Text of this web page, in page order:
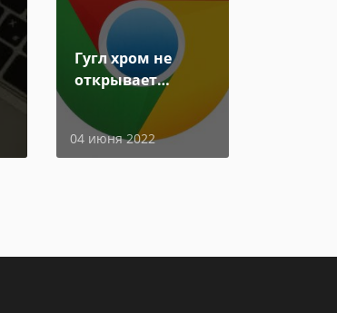
Гугл хром не
открывает
04 июня 2022